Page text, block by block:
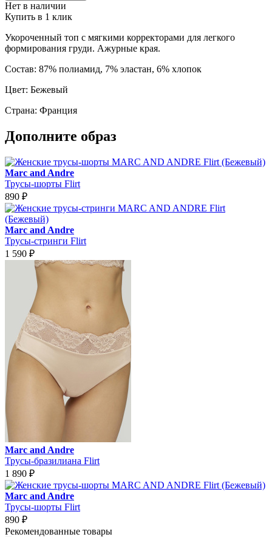
Нет в наличии
Купить в 1 клик
Укороченный топ с мягкими корректорами для легкого
формирования груди. Ажурные края.
Состав: 87% полиамид, 7% эластан, 6% хлопок
Цвет: Бежевый
Страна: Франция
Дополните образ
Marc and Andre
Трусы-шорты Flirt
890 ₽
Marc and Andre
Трусы-стринги Flirt
1 590 ₽
Marc and Andre
Трусы-бразилиана Flirt
1 890 ₽
Marc and Andre
Трусы-шорты Flirt
890 ₽
Рекомендованные товары